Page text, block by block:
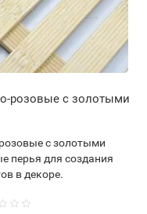
розовые с золотыми
с золотыми
перья для создания
в декоре.